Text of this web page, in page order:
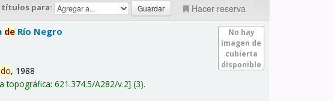
títulos para: Hacer reserva
No hay
imagen de
cubierta
disponible
de Río Negro
, 1988
topográfica:621.374.5/A282/v.2 (3).